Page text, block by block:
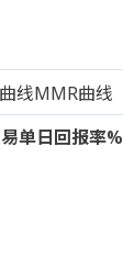
线MMR曲线
单日回报率%